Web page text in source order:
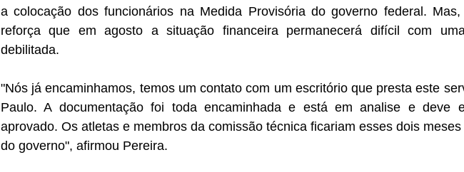
a colocação dos funcionários na Medida Provisória do governo federal.
reforça que em agosto a situação financeira permanecerá difícil com
debilitada.
"Nós já encaminhamos, temos um contato com um escritório que presta este
Paulo. A documentação foi toda encaminhada e está em analise e deve
aprovado. Os atletas e membros da comissão técnica ficariam esses dois
do governo", afirmou Pereira.